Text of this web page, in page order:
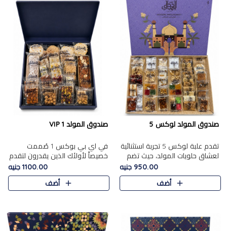
صندوق المولد لوكس 5
تقدم علبة لوكس 5 تجربة استثنائية
لعشاق حلويات المولد، حيث تضم
42 قطعة من تشكيلة فاخرة تجمع
بين أشهر الأصناف التقليدية وأصناف
مميزة مختارة بع..
950.00 جنيه
أضف
صندوق المولد VIP 1
في اي بي بوكس 1 صُممت
خصيصاً لأولئك الذين يقدرون لتقدم
تجربة استثنائية بوكس تجمع بين
أفخر حلويات المولد المصري مع
تشكيلة مختارة من الأصناف ..
1100.00 جنيه
أضف